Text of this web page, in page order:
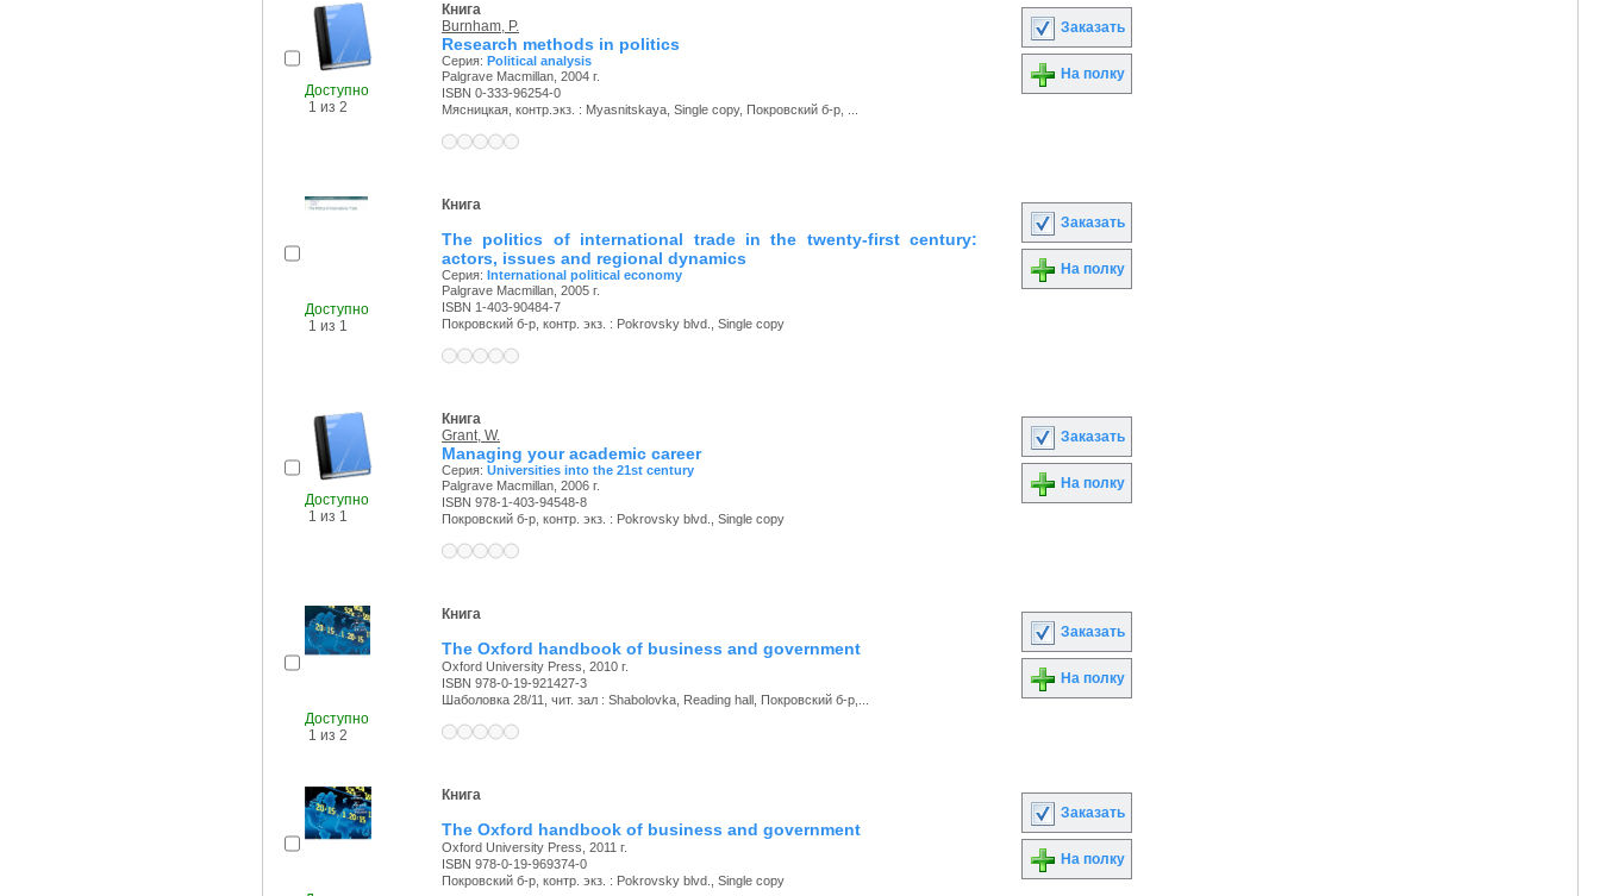
Доступно
1 из 2
Книга
Burnham, P.
Research methods in politics
Серия: Political analysis
Palgrave Macmillan, 2004 г.
ISBN 0-333-96254-0
Мясницкая, контр.экз. : Myasnitskaya, Single copy, Покровский б-р, ...
Заказать
На полку
Доступно
1 из 1
Книга
The politics of international trade in the twenty-first century:
actors, issues and regional dynamics
Серия: International political economy
Palgrave Macmillan, 2005 г.
ISBN 1-403-90484-7
Покровский б-р, контр. экз. : Pokrovsky blvd., Single copy
Заказать
На полку
Доступно
1 из 1
Книга
Grant, W.
Managing your academic career
Серия: Universities into the 21st century
Palgrave Macmillan, 2006 г.
ISBN 978-1-403-94548-8
Покровский б-р, контр. экз. : Pokrovsky blvd., Single copy
Заказать
На полку
Доступно
1 из 2
Книга
The Oxford handbook of business and government
Oxford University Press, 2010 г.
ISBN 978-0-19-921427-3
Шаболовка 28/11, чит. зал : Shabolovka, Reading hall, Покровский б-р,...
Заказать
На полку
Книга
The Oxford handbook of business and government
Oxford University Press, 2011 г.
ISBN 978-0-19-969374-0
Покровский б-р, контр. экз. : Pokrovsky blvd., Single copy
Заказать
На полку